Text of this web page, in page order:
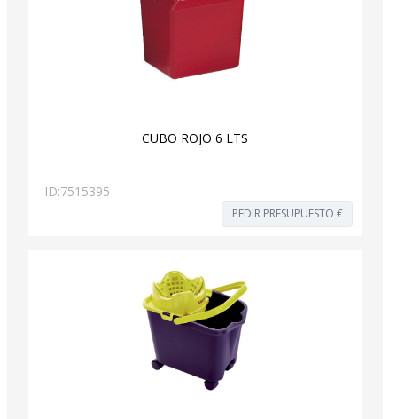
CUBO ROJO 6 LTS
ID:7515395
PEDIR PRESUPUESTO €